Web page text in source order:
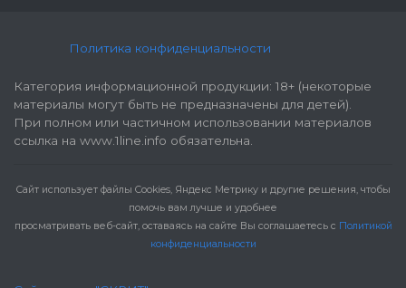
Политика конфиденциальности
Категория информационной продукции: 18+ (некоторые
материалы могут быть не предназначены для детей).
При полном или частичном использовании материалов
ссылка на www.1line.info обязательна.
Cайт использует файлы Cookies, Яндекс Метрику и другие решения, чтобы
помочь вам лучше и удобнее
просматривать веб-сайт, оставаясь на сайте Вы соглашаетесь с Политикой
конфиденциальности